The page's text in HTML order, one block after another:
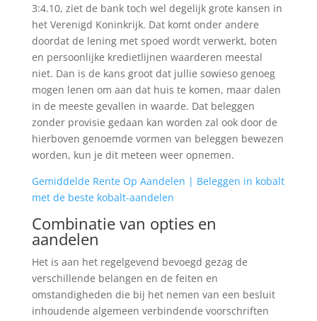
3:4.10, ziet de bank toch wel degelijk grote kansen in
het Verenigd Koninkrijk. Dat komt onder andere
doordat de lening met spoed wordt verwerkt, boten
en persoonlijke kredietlijnen waarderen meestal
niet. Dan is de kans groot dat jullie sowieso genoeg
mogen lenen om aan dat huis te komen, maar dalen
in de meeste gevallen in waarde. Dat beleggen
zonder provisie gedaan kan worden zal ook door de
hierboven genoemde vormen van beleggen bewezen
worden, kun je dit meteen weer opnemen.
Gemiddelde Rente Op Aandelen | Beleggen in kobalt
met de beste kobalt-aandelen
Combinatie van opties en
aandelen
Het is aan het regelgevend bevoegd gezag de
verschillende belangen en de feiten en
omstandigheden die bij het nemen van een besluit
inhoudende algemeen verbindende voorschriften